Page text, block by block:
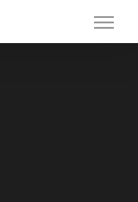
Menu